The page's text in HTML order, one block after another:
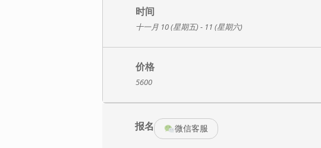
9、学会建构高层关系，在项目中立于不败之地
课程大纲：
本单元学习目标：从案例中学习和体验项目运作
一个成功的运作，可以拿下世界级的项目
即使是大牌产品，也照样丢给一个小公司
运作过程的失败，遭致后期招标全面被动
三、从案例中研究问题
时间
十一月 10 (星期五) - 11 (星期六)
价格
5600
报名 微信客服